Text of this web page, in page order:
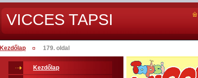
VICCES TAPSI
Kezdőlap 179. oldal
Kezdőlap